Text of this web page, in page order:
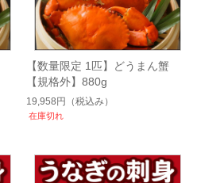
【数量限定 1匹】どうまん蟹
【規格外】880g
19,958円 （税込み）
在庫切れ